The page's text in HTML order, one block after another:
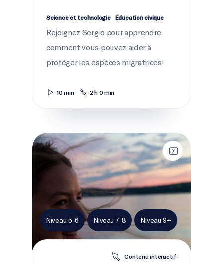
Science et technologie Éducation civique
Rejoignez Sergio pour apprendre
comment vous pouvez aider à
protéger les espèces migratrices!
10 min 2 h 0 min
Passe à l'action pour les habitats marins
Niveau 5-6 Niveau 7-8 Niveau 9+
Contenu interactif